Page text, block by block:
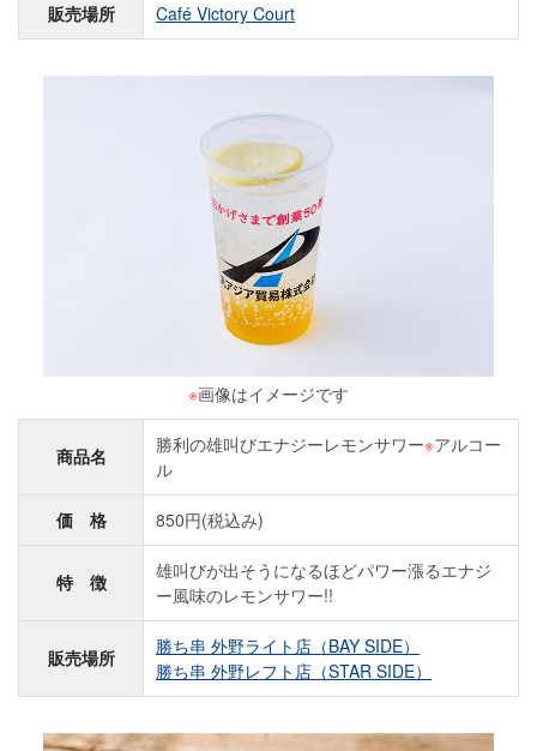
販売場所 Café Victory Court
※画像はイメージです
商品名 勝利の雄叫びエナジーレモンサワー※アルコー
ル
価 格 850円(税込み)
特 徴
雄叫びが出そうになるほどパワー漲るエナジ
ー風味のレモンサワー!!
販売場所
勝ち串 外野ライト店（BAY SIDE）
勝ち串 外野レフト店（STAR SIDE）